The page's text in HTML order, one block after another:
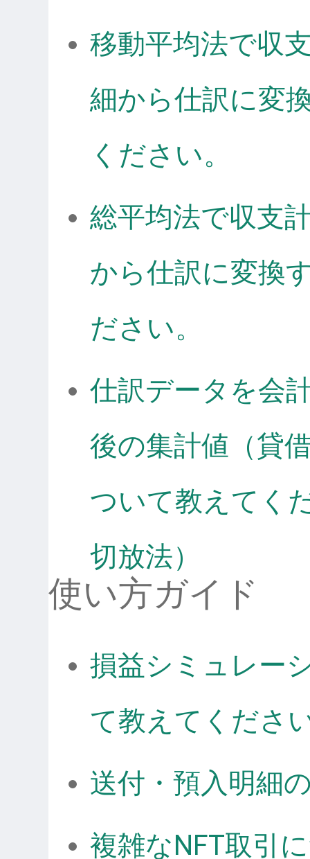
移動平均法で収
細から仕訳に変
ください。
総平均法で収支
から仕訳に変換
ださい。
仕訳データを会
後の集計値（貸
ついて教えてく
切放法）
使い方ガイド
損益シミュレー
て教えてくださ
送付・預入明細
複雑なNFT取引